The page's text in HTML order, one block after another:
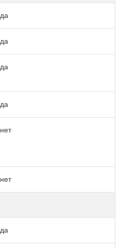
да
да
да
да
нет
нет
да